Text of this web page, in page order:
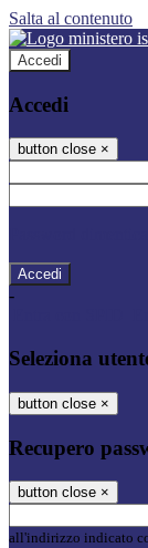
Salta al contenuto
Accedi
Accedi
button close ×
-
Seleziona
button close ×
Recupero
button close ×
all'indirizzo indicato